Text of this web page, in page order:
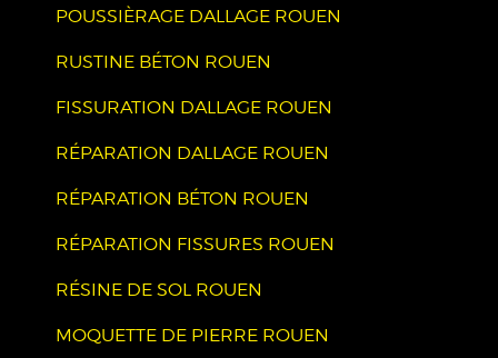
POUSSIÈRAGE DALLAGE ROUEN
RUSTINE BÉTON ROUEN
FISSURATION DALLAGE ROUEN
RÉPARATION DALLAGE ROUEN
RÉPARATION BÉTON ROUEN
RÉPARATION FISSURES ROUEN
RÉSINE DE SOL ROUEN
MOQUETTE DE PIERRE ROUEN